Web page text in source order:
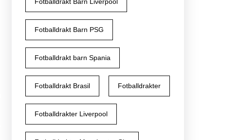
Fotballdrakt Barn PSG
Fotballdrakt barn Spania
Fotballdrakt Brasil Fotballdrakter
Fotballdrakter Liverpool